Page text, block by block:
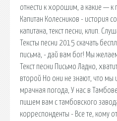
отнести к хорошим, а какие — к
Капитан Колесников - история
капитана, текст песни, клип.
Тексты песни 2015 скачать
письма, - дай вам бог! Мы
Текст песни Письмо Ладно,
второй Но они не знают, что мы
мрачная погода, У нас в
пишем вам с тамбовского
корреспонденты - Все те, кому